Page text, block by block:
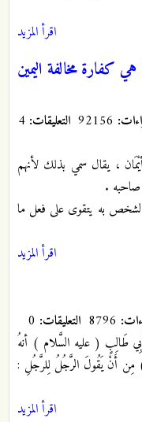
اقرأ المزيد
كفارة مخالفة اليمين
التعليقات:
، يقال سمي بذلك لأنهم
صاحبه .
الشخص به يتقوى على فعل ما
اقرأ المزيد
التعليقات:
طَالِبٍ ( عليه السَّلام ) أنهُ
مِن أَنْ يَقُولَ الرَّجُلُ لِلرَّجُلِ :
اقرأ المزيد